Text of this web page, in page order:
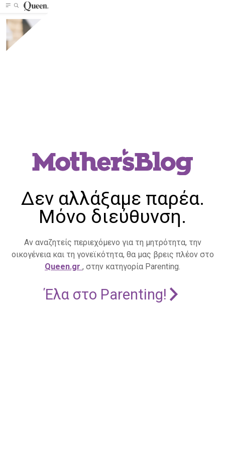
Δεν αλλάξαμε παρέα.
Μόνο διεύθυνση.
Αν αναζητείς περιεχόμενο για τη μητρότητα, την
οικογένεια και τη γονεϊκότητα, θα μας βρεις πλέον στο
Queen.gr , στην κατηγορία Parenting.
Έλα στο Parenting!